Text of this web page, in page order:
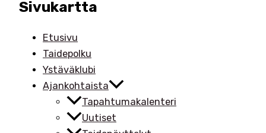
Sivukartta
Etusivu
Taidepolku
Ystäväklubi
Ajankohtaista
Tapahtumakalenteri
Uutiset